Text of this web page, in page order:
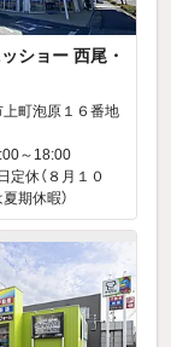
ショー 西尾・
町泡原１６番地
～18:00
定休（８月１０
期休暇）